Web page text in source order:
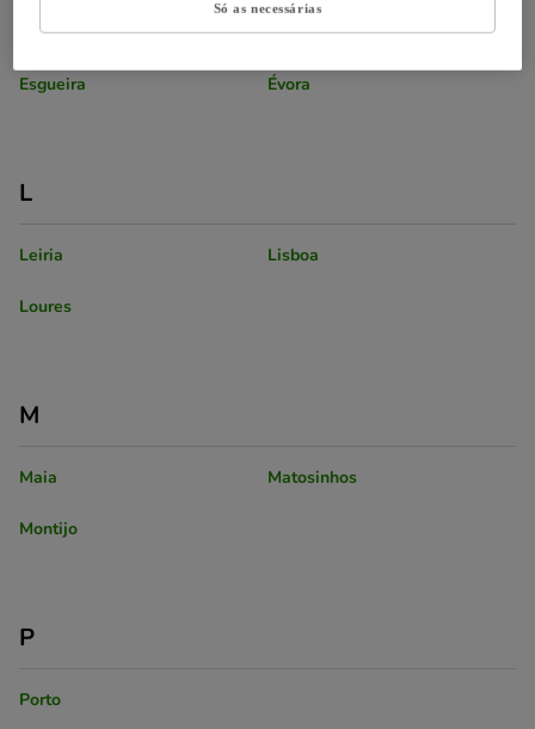
Esgueira Évora
L
Leiria Lisboa
Loures
M
Maia Matosinhos
Montijo
P
Porto
Só as necessárias